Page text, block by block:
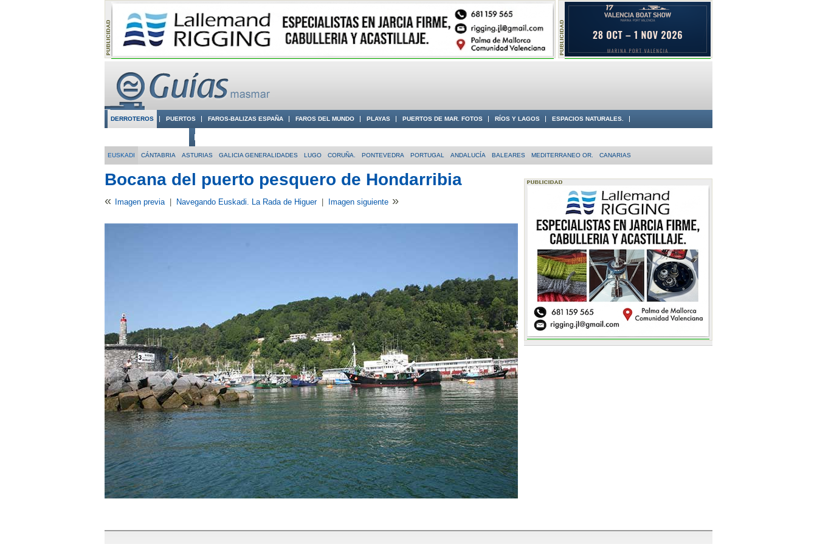
DERROTEROS PUERTOS FAROS-BALIZAS ESPAÑA FAROS DEL MUNDO PLAYAS PUERTOS DE MAR. FOTOS RÍOS Y LAGOS ESPACIOS NATURALES.
EUSKADI CÁNTABRIA ASTURIAS GALICIA GENERALIDADES LUGO CORUÑA. PONTEVEDRA PORTUGAL ANDALUCÍA BALEARES MEDITERRANEO OR. CANARIAS
Bocana del puerto pesquero de Hondarribia
« Imagen previa | Navegando Euskadi. La Rada de Higuer | Imagen siguiente »